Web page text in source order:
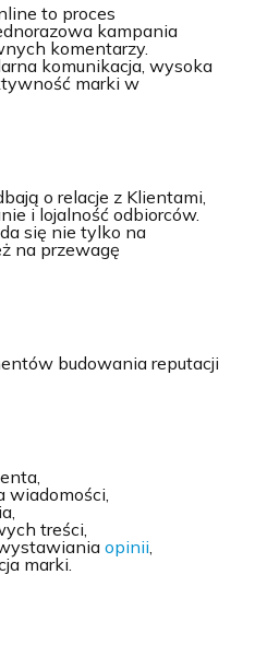
to proces
kampania
komentarzy.
komunikacja, wysoka
marki w
o relacje z Klientami,
i lojalność odbiorców.
się nie tylko na
na przewagę
budowania reputacji
treści,
opinii
marki.